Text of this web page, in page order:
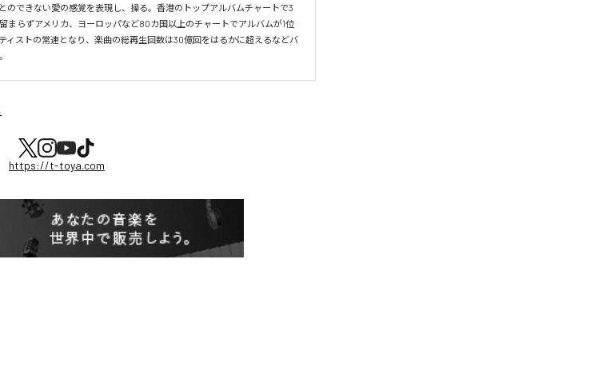
のできない愛の感覚を表現し、操る。香港のトップアルバムチャートで3
まらずアメリカ、ヨーロッパなど80カ国以上のチャートでアルバムが1位
ィストの常連となり、楽曲の総再生回数は30億回をはるかに超えるなどバ
https://t-toya.com